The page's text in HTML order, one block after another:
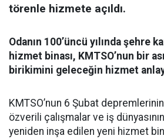
törenle hizmete açıldı.
Odanın 100’üncü yılında şehre
hizmet binası, KMTSO’nun bir
birikimini geleceğin hizmet
KMTSO’nun 6 Şubat
özverili çalışmalar ve iş
yeniden inşa edilen yeni hizmet